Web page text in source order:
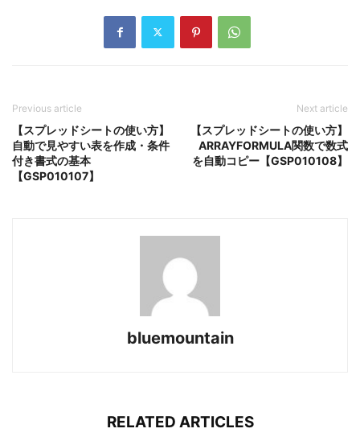
Previous article
【スプレッドシートの使い方】
自動で見やすい表を作成・条件
付き書式の基本
【GSP010107】
Next article
【スプレッドシートの使い方】
ARRAYFORMULA関数で数式
を自動コピー【GSP010108】
bluemountain
RELATED ARTICLES